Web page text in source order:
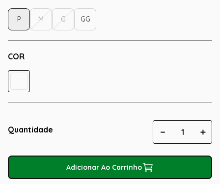
COR
P M G GG
Quantidade ＋
－
Adicionar Ao Carrinho